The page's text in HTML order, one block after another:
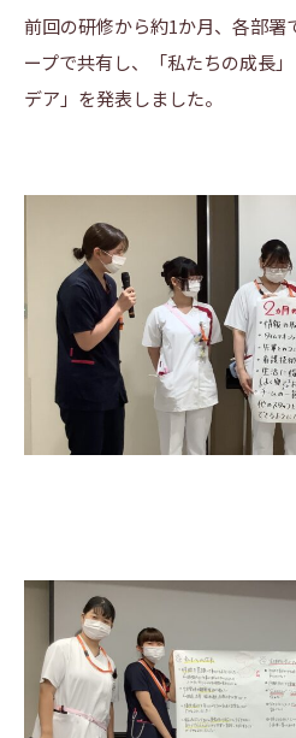
前回の研修から約1か月、各部署
ープで共有し、「私たちの成長
デア」を発表しました。